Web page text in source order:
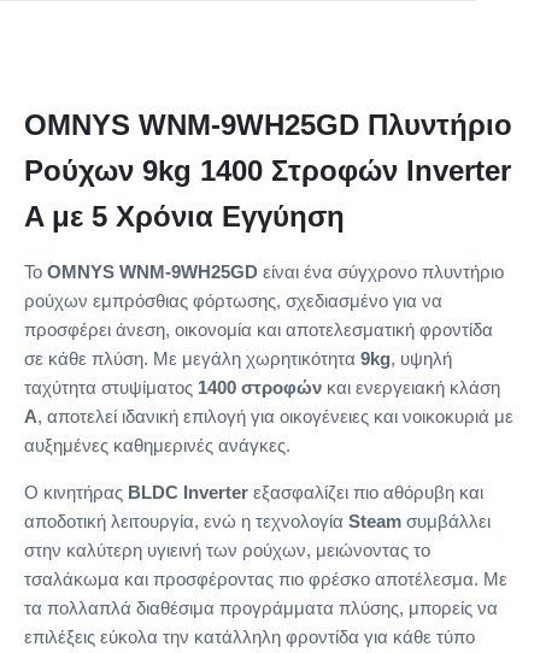
OMNYS WNM-9WH25GD Πλυντήριο
Ρούχων 9kg 1400 Στροφών Inverter
A με 5 Χρόνια Εγγύηση
Το OMNYS WNM-9WH25GD είναι ένα σύγχρονο πλυντήριο
ρούχων εμπρόσθιας φόρτωσης, σχεδιασμένο για να
προσφέρει άνεση, οικονομία και αποτελεσματική φροντίδα
σε κάθε πλύση. Με μεγάλη χωρητικότητα 9kg, υψηλή
ταχύτητα στυψίματος 1400 στροφών και ενεργειακή κλάση
A, αποτελεί ιδανική επιλογή για οικογένειες και νοικοκυριά με
αυξημένες καθημερινές ανάγκες.
Ο κινητήρας BLDC Inverter εξασφαλίζει πιο αθόρυβη και
αποδοτική λειτουργία, ενώ η τεχνολογία Steam συμβάλλει
στην καλύτερη υγιεινή των ρούχων, μειώνοντας το
τσαλάκωμα και προσφέροντας πιο φρέσκο αποτέλεσμα. Με
τα πολλαπλά διαθέσιμα προγράμματα πλύσης, μπορείς να
επιλέξεις εύκολα την κατάλληλη φροντίδα για κάθε τύπο